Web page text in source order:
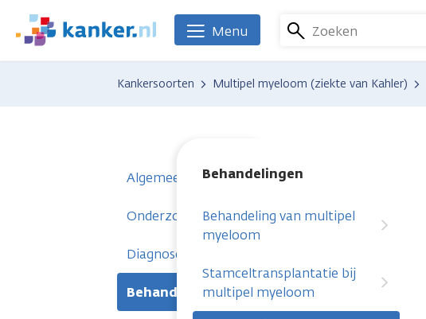
naar
We
zijn
Zoeken
Menu
Kankersoorten Multipel myeloom (ziekte van Kahler)
Algemeen
Onderzoeken
Diagnose
Behandelingen
Behandelingen
Behandeling van multipel
myeloom
Stamceltransplantatie bij
multipel myeloom